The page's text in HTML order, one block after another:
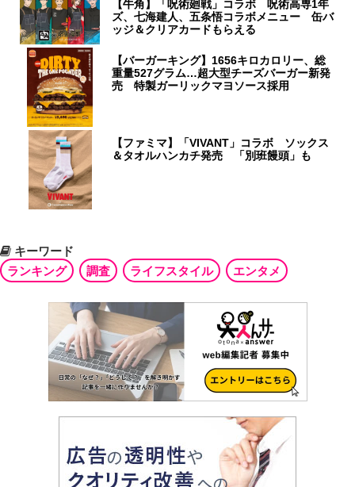
【牛角】「呪術廻戦」コラボ 呪術高専1年
ズ、七海建人、五条悟コラボメニュー 缶バ
ッジ＆クリアカードもらえる
【バーガーキング】1656キロカロリー、総
重量527グラム…超大型チーズバーガー新発
売 特製ガーリックマヨソース採用
【ファミマ】「VIVANT」コラボ ソックス
＆タオルハンカチ発売 「別班饅頭」も
キーワード
ランキング
調査 ライフスタイル エンタメ